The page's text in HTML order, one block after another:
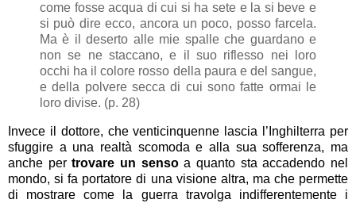
come fosse acqua di cui si ha sete e la si beve e
si può dire ecco, ancora un poco, posso farcela.
Ma è il deserto alle mie spalle che guardano e
non se ne staccano, e il suo riflesso nei loro
occhi ha il colore rosso della paura e del sangue,
e della polvere secca di cui sono fatte ormai le
loro divise. (p. 28)
Invece il dottore, che venticinquenne lascia l’Inghilterra per
sfuggire a una realtà scomoda e alla sua sofferenza, ma
anche pertrovare un sensoa quanto sta accadendo nel
mondo, si fa portatore di una visione altra, ma che permette
di mostrare come la guerra travolga indifferentemente i